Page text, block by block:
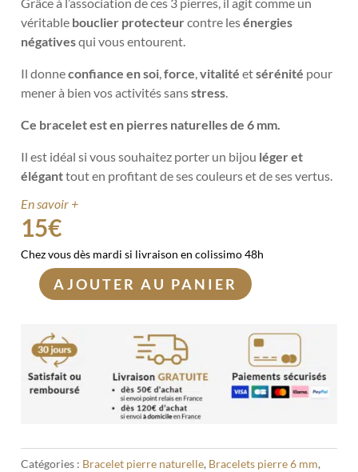
véritable bouclier protecteurcontre lesénergies
négativesqui vous entourent.
Il donneconfiance en soi ,force ,vitalité etsérénité pour
mener à bien vos activités sansstress
Ce bracelet est en pierres naturelles de 6 mm.
Il est idéal si vous souhaitez porter un bijou léger et
éléganttout en profitant de ses couleurs et de ses vertus.
En savoir +
15€
Chez vous dès mardi si livraison en colissimo 48h
quantité
Bracelet
Oeil
Multiple
6mm
AJOUTER AU PANIER
Catégories : Bracelet pierre naturelle, Bracelets pierre 6 mm,